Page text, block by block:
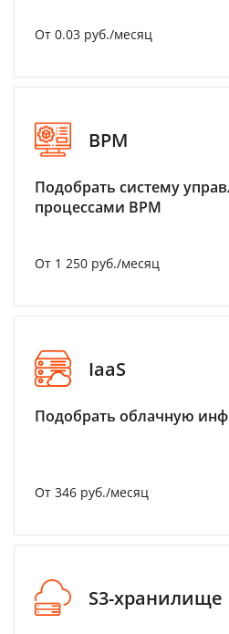
От 0.03 руб./месяц
BPM
Подобрать систему
процессами BPM
От 1 250 руб./месяц
IaaS
Подобрать облачную
От 346 руб./месяц
S3-хранилище